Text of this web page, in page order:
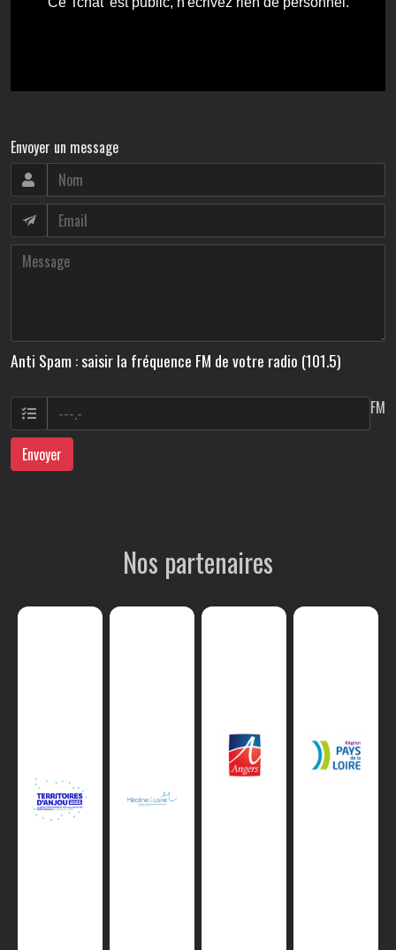
Envoyer un message
Anti Spam : saisir la fréquence FM de votre radio (101.5)
FM
Envoyer
Nos partenaires